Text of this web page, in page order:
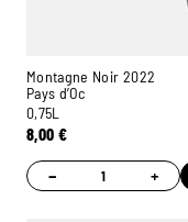
Montagne Noir 2022
Pays d’Oc
0,75L
8,00 €
− +